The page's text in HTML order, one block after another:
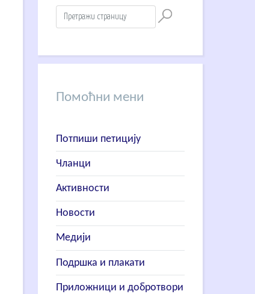
Помоћни мени
Потпиши петицију
Чланци
Активности
Новости
Медији
Подршка и плакати
Приложници и добротвори